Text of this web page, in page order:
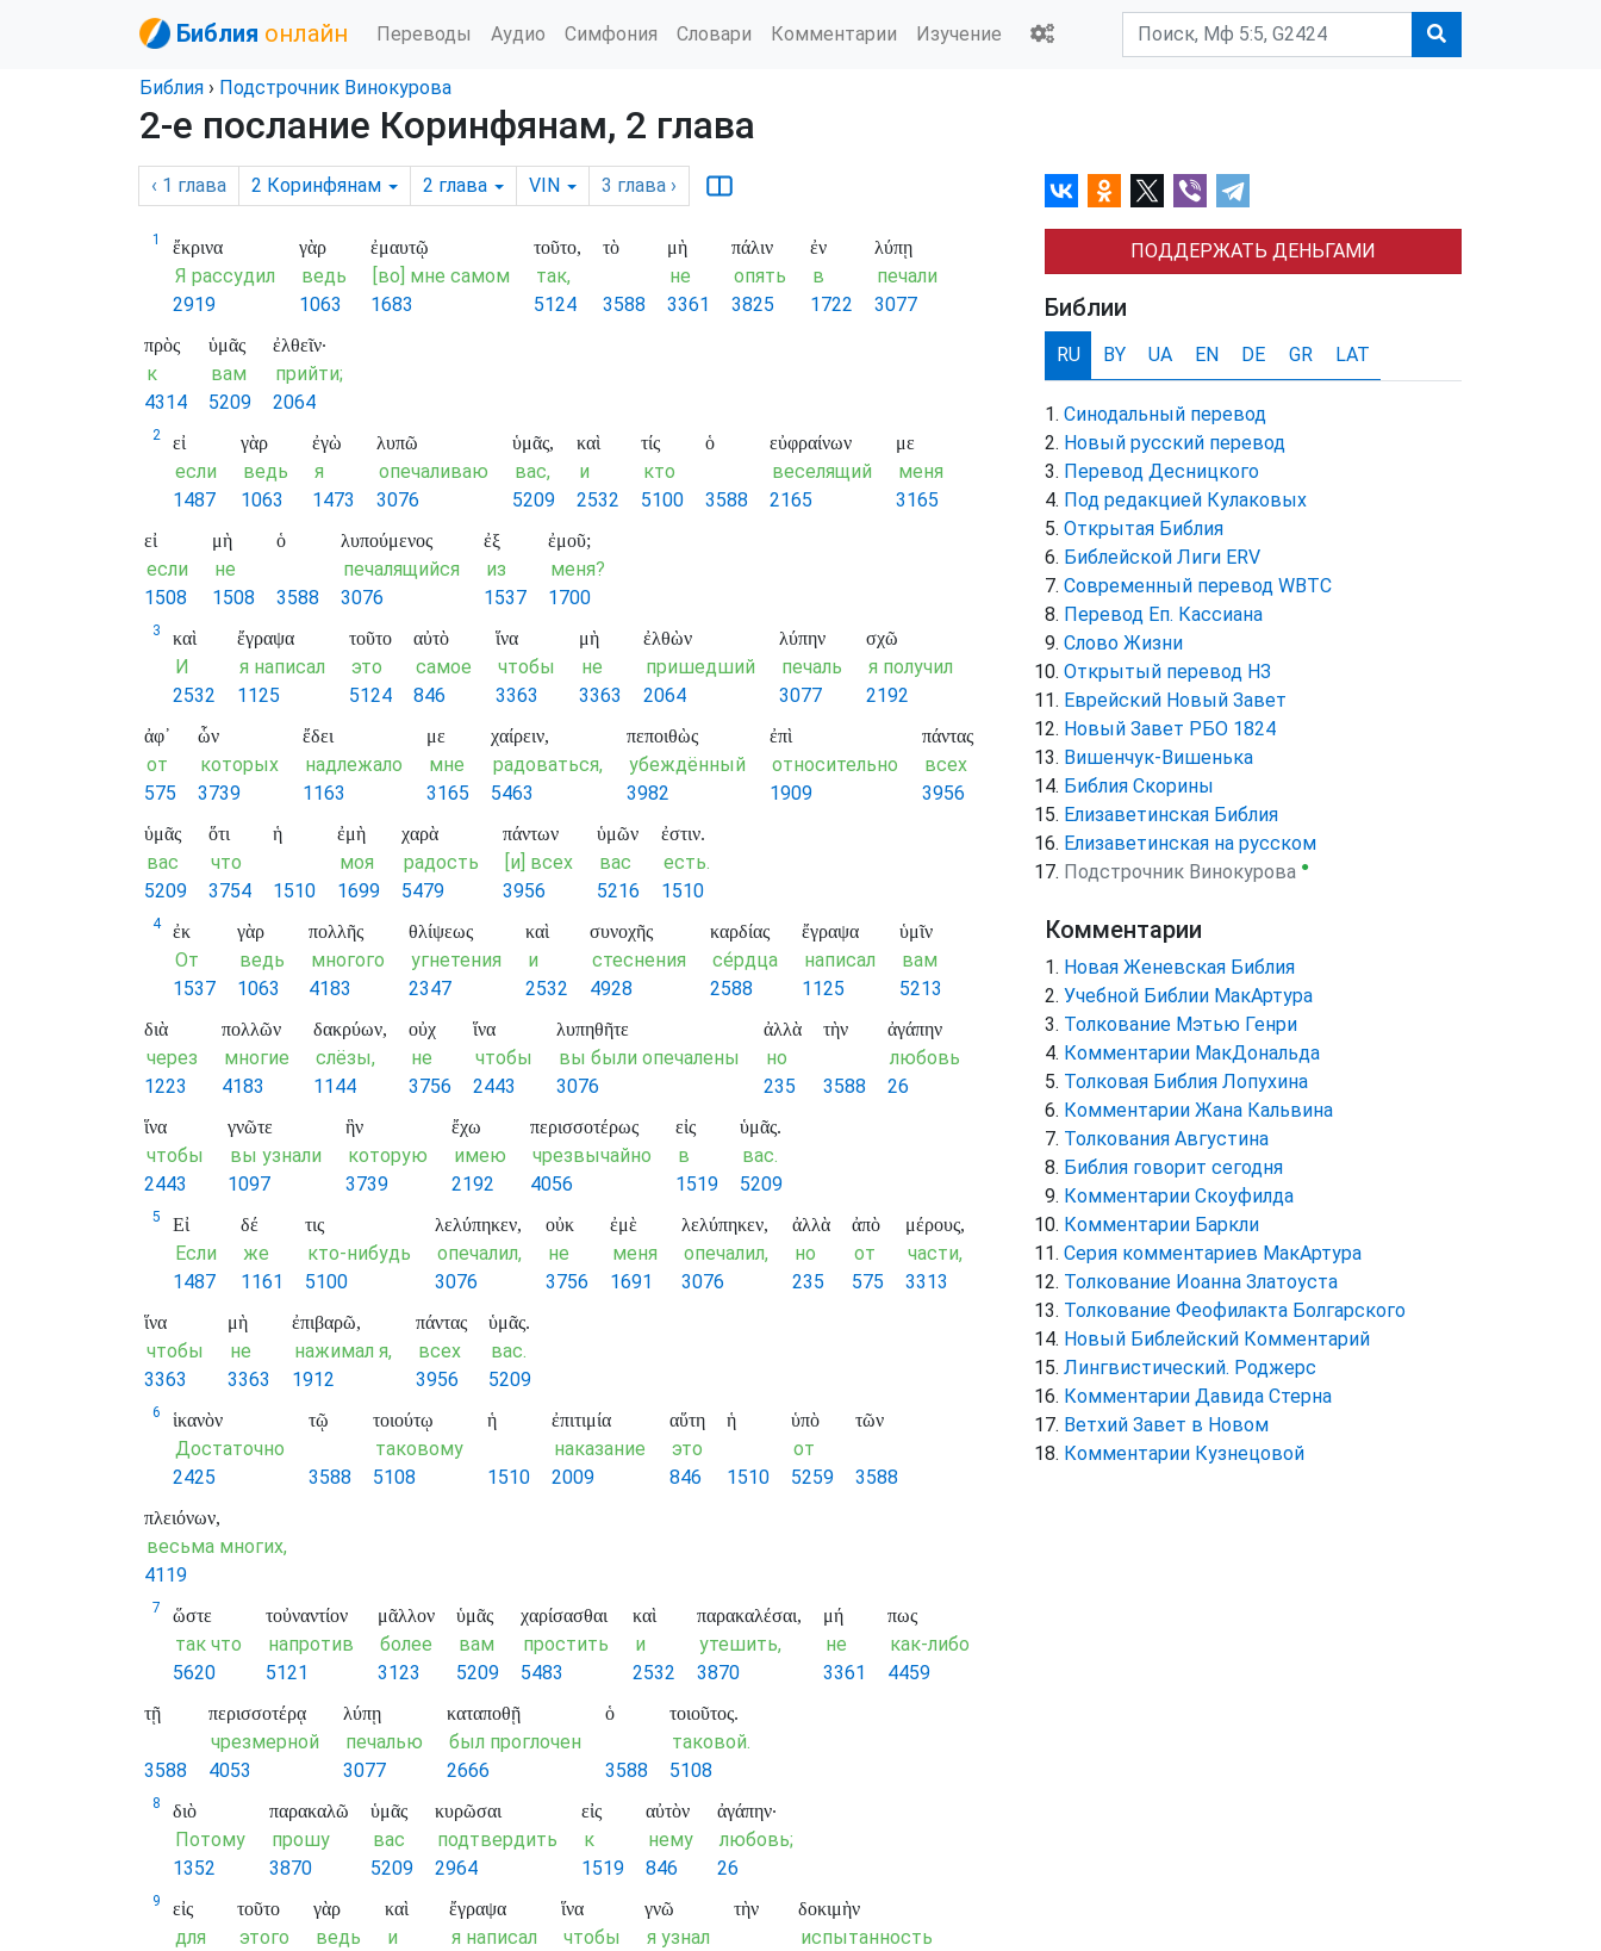
Библия онлайн Переводы Аудио Симфония Словари Комментарии Изучение
Библия › Подстрочник Винокурова
2-е послание Коринфянам, 2 глава
‹ 1 глава 2 Коринфянам 2 глава VIN 3 глава ›
1 ἔκρινα
Я рассудил
2919
γὰρ
ведь
1063
ἐμαυτῷ
[во] мне самом
1683
τοῦτο,
так,
5124
τὸ
3588
μὴ
не
3361
πάλιν
опять
3825
ἐν
в
1722
λύπῃ
печали
3077
πρὸς
к
4314
ὑμᾶς
вам
5209
ἐλθεῖν·
прийти;
2064
2 εἰ
если
1487
γὰρ
ведь
1063
ἐγὼ
я
1473
λυπῶ
опечаливаю
3076
ὑμᾶς,
вас,
5209
καὶ
и
2532
τίς
кто
5100
ὁ
3588
εὐφραίνων
веселящий
2165
με
меня
3165
εἰ
если
1508
μὴ
не
1508
ὁ
3588
λυπούμενος
печалящийся
3076
ἐξ
из
1537
ἐμοῦ;
меня?
1700
3 καὶ
И
2532
ἔγραψα
я написал
1125
τοῦτο
это
5124
αὐτὸ
самое
846
ἵνα
чтобы
3363
μὴ
не
3363
ἐλθὼν
пришедший
2064
λύπην
печаль
3077
σχῶ
я получил
2192
ἀφ᾽
от
575
ὧν
которых
3739
ἔδει
надлежало
1163
με
мне
3165
χαίρειν,
радоваться,
5463
πεποιθὼς
убеждённый
3982
ἐπὶ
относительно
1909
πάντας
всех
3956
ὑμᾶς
вас
5209
ὅτι
что
3754
ἡ
1510
ἐμὴ
моя
1699
χαρὰ
радость
5479
πάντων
[и] всех
3956
ὑμῶν
вас
5216
ἐστιν.
есть.
1510
4 ἐκ
От
1537
γὰρ
ведь
1063
πολλῆς
многого
4183
θλίψεως
угнетения
2347
καὶ
и
2532
συνοχῆς
стеснения
4928
καρδίας
се́рдца
2588
ἔγραψα
написал
1125
ὑμῖν
вам
5213
διὰ
через
1223
πολλῶν
многие
4183
δακρύων,
слёзы,
1144
οὐχ
не
3756
ἵνα
чтобы
2443
λυπηθῆτε
вы были опечалены
3076
ἀλλὰ
но
235
τὴν
3588
ἀγάπην
любовь
26
ἵνα
чтобы
2443
γνῶτε
вы узнали
1097
ἣν
которую
3739
ἔχω
имею
2192
περισσοτέρως
чрезвычайно
4056
εἰς
в
1519
ὑμᾶς.
вас.
5209
5 Εἰ
Если
1487
δέ
же
1161
τις
кто-нибудь
5100
λελύπηκεν,
опечалил,
3076
οὐκ
не
3756
ἐμὲ
меня
1691
λελύπηκεν,
опечалил,
3076
ἀλλὰ
но
235
ἀπὸ
от
575
μέρους,
части,
3313
ἵνα
чтобы
3363
μὴ
не
3363
ἐπιβαρῶ,
нажимал я,
1912
πάντας
всех
3956
ὑμᾶς.
вас.
5209
6 ἱκανὸν
Достаточно
2425
τῷ
3588
τοιούτῳ
таковому
5108
ἡ
1510
ἐπιτιμία
наказание
2009
αὕτη
это
846
ἡ
1510
ὑπὸ
от
5259
τῶν
3588
πλειόνων,
весьма многих,
4119
7 ὥστε
так что
5620
τοὐναντίον
напротив
5121
μᾶλλον
более
3123
ὑμᾶς
вам
5209
χαρίσασθαι
простить
5483
καὶ
и
2532
παρακαλέσαι,
утешить,
3870
μή
не
3361
πως
как-либо
4459
τῇ
3588
περισσοτέρᾳ
чрезмерной
4053
λύπῃ
печалью
3077
καταποθῇ
был проглочен
2666
ὁ
3588
τοιοῦτος.
таковой.
5108
8 διὸ
Потому
1352
παρακαλῶ
прошу
3870
ὑμᾶς
вас
5209
κυρῶσαι
подтвердить
2964
εἰς
к
1519
αὐτὸν
нему
846
ἀγάπην·
любовь;
26
9 εἰς
для
τοῦτο
этого
γὰρ
ведь
καὶ
и
ἔγραψα
я написал
ἵνα
чтобы
γνῶ
я узнал
τὴν δοκιμὴν
испытанность
ПОДДЕРЖАТЬ ДЕНЬГАМИ
Библии
RU BY UA EN DE GR LAT
Синодальный перевод
Новый русский перевод
Перевод Десницкого
Под редакцией Кулаковых
Открытая Библия
Библейской Лиги ERV
Cовременный перевод WBTC
Перевод Еп. Кассиана
Слово Жизни
Открытый перевод НЗ
Еврейский Новый Завет
Новый Завет РБО 1824
Вишенчук-Вишенька
Библия Скорины
Елизаветинская Библия
Елизаветинская на русском
Подстрочник Винокурова ●
Комментарии
Новая Женевская Библия
Учебной Библии МакАртура
Толкование Мэтью Генри
Комментарии МакДональда
Толковая Библия Лопухина
Комментарии Жана Кальвина
Толкования Августина
Библия говорит сегодня
Комментарии Скоуфилда
Комментарии Баркли
Серия комментариев МакАртура
Толкование Иоанна Златоуста
Толкование Феофилакта Болгарского
Новый Библейский Комментарий
Лингвистический. Роджерс
Комментарии Давида Стерна
Ветхий Завет в Новом
Комментарии Кузнецовой